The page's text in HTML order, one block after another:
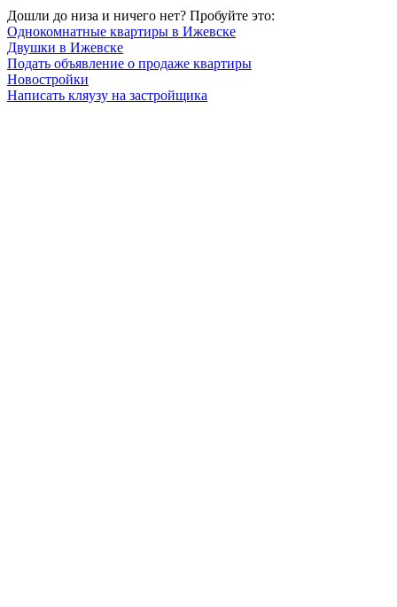
Дошли до низа и ничего нет? Пробуйте это:
Однокомнатные квартиры в Ижевске
Двушки в Ижевске
Подать объявление о продаже квартиры
Новостройки
Написать кляузу на застройщика